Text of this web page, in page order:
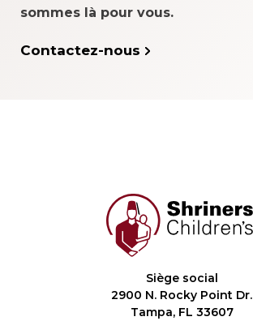
sommes là pour vous.
Contactez-nous
Siège social
2900 N. Rocky Point Dr.
Tampa, FL 33607